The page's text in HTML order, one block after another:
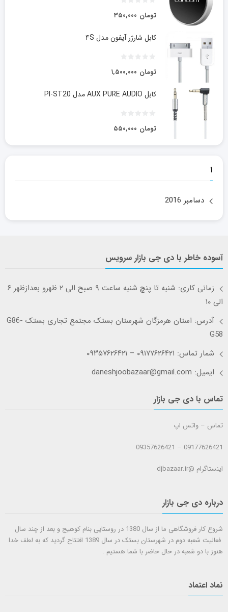
۳۵۰,۰۰۰ تومان
کابل شارژر آیفون مدل ۴S
۱,۵۰۰,۰۰۰ تومان
کابل AUX PURE AUDIO مدل PI-ST20
۵۵۰,۰۰۰ تومان
۱
دسامبر 2016
آسوده خاطر با دی جی بازار سرویس
زمانی کاری: شنبه تا پنچ شنبه ساعت ۹ صبح الی ۲ ظهرو بعدازظهر ۶
الی ۱۰
آدرس: استان هرمزگان شهرستان بستک مجتمع تجاری بستک G86-
G58
شمار تماس: ۰۹۱۷۷۶۲۶۴۲۱ – ۰۹۳۵۷۶۲۶۴۲۱
ایمیل: daneshjoobazaar@gmail.com
تماس با دی جی بازار
تماس – واتس اپ
09177626421 – 09357626421
اینستاگرام @djbazaar.ir
درباره دی جی بازار
شروع کار فروشگاهی ما از سال 1380 در روستایی بنام کوهیج و بعد از چند سال
فعالیت شعبه دوم در شهرستان بستک در سال 1389 افتتاح گردید که به لطف خدا
هنوز با دو شعبه در حال حاضر با شما هستيم .
نماد اعتماد